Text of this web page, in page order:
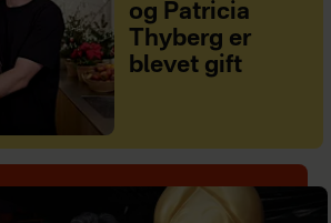
og Patricia
Thyberg er
blevet gift